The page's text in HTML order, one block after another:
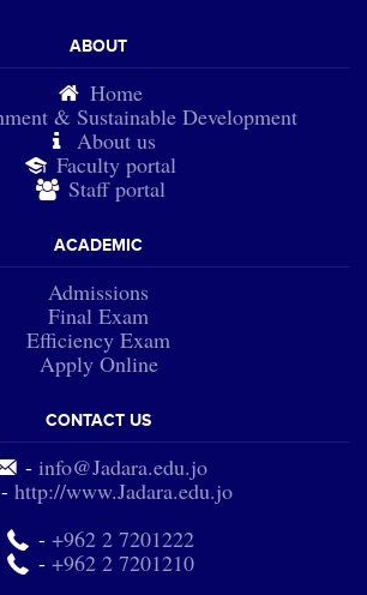
ABOUT
Home
& Sustainable Development
About us
Faculty portal
Staff portal
ACADEMIC
Admissions
Final Exam
Efficiency Exam
Apply Online
CONTACT US
-info@Jadara.edu.jo
- http://www.Jadara.edu.jo
-+962 2 7201222
-+962 2 7201210